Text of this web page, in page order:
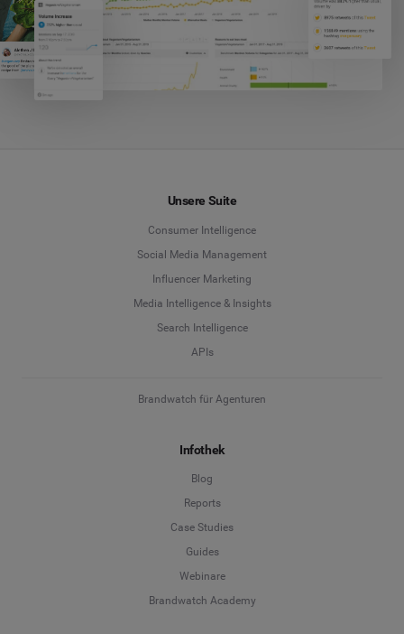
Unsere Suite
Consumer Intelligence
Social Media Management
Influencer Marketing
Media Intelligence & Insights
Search Intelligence
APIs
Brandwatch für Agenturen
Infothek
Blog
Reports
Case Studies
Guides
Webinare
Brandwatch Academy